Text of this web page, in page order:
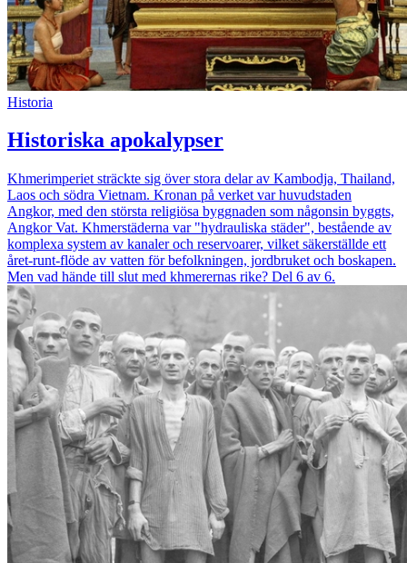
Historia
Historiska apokalypser
Khmerimperiet sträckte sig över stora delar av Kambodja, Thailand,
Laos och södra Vietnam. Kronan på verket var huvudstaden
Angkor, med den största religiösa byggnaden som någonsin byggts,
Angkor Vat. Khmerstäderna var "hydrauliska städer", bestående av
komplexa system av kanaler och reservoarer, vilket säkerställde ett
året-runt-flöde av vatten för befolkningen, jordbruket och boskapen.
Men vad hände till slut med khmerernas rike? Del 6 av 6.